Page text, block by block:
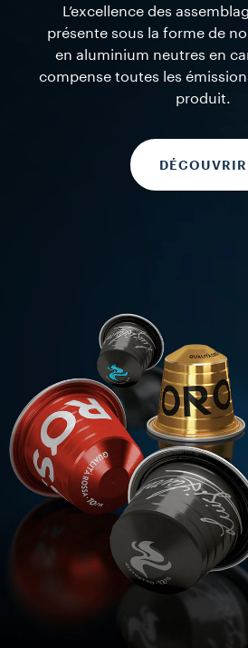
L’excellence des
présente sous la forme de
en aluminium neutres en